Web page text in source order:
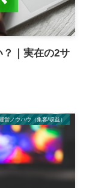
｜実在の2サ
営ノウハウ（集客/収益）